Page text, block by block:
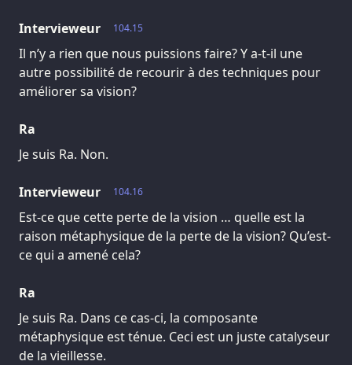
104.15
Intervieweur
Il n’y a rien que nous puissions faire? Y a-t-il une
autre possibilité de recourir à des techniques pour
améliorer sa vision?
Ra
Je suis Ra. Non.
104.16
Intervieweur
Est-ce que cette perte de la vision … quelle est la
raison métaphysique de la perte de la vision? Qu’est-
ce qui a amené cela?
Ra
Je suis Ra. Dans ce cas-ci, la composante
métaphysique est ténue. Ceci est un juste catalyseur
de la vieillesse.